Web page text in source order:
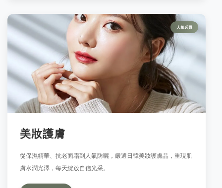
人氣必買
美妝護膚
從保濕精華、抗老面霜到人氣防曬，嚴選日韓美妝護膚品，重現肌
膚水潤光澤，每天綻放自信光采。